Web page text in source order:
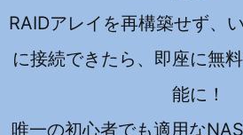
RAIDアレイを再構築せず、
に接続できたら、即座に無
能に！
唯一の初心者でも適用な